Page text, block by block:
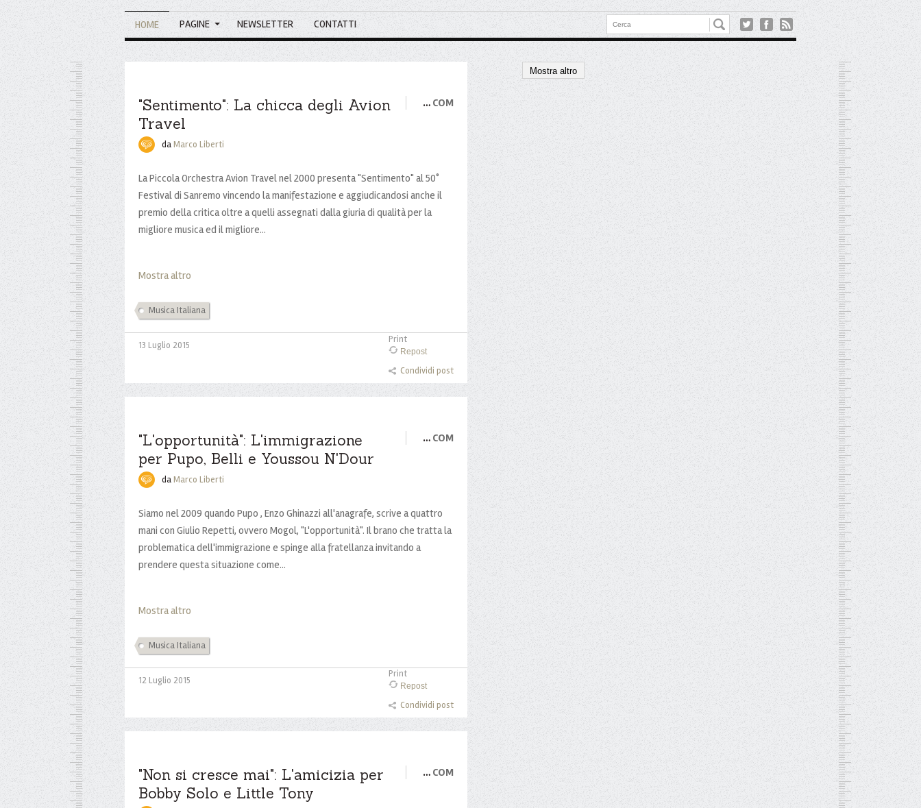
HOME PAGINE NEWSLETTER CONTATTI
"Sentimento": La chicca degli Avion
Travel
… COM
daMarco Liberti
La Piccola Orchestra Avion Travel nel 2000 presenta "Sentimento" al 50°
Festival di Sanremo vincendo la manifestazione e aggiudicandosi anche il
premio della critica oltre a quelli assegnati dalla giuria di qualità per la
migliore musica ed il migliore...
Mostra altro
Musica Italiana
13 Luglio 2015
Print
Repost
Condividi post
"L'opportunità": L'immigrazione
per Pupo, Belli e Youssou N'Dour
… COM
daMarco Liberti
Siamo nel 2009 quando Pupo , Enzo Ghinazzi all'anagrafe, scrive a quattro
mani con Giulio Repetti, ovvero Mogol, "L'opportunità". Il brano che tratta la
problematica dell'immigrazione e spinge alla fratellanza invitando a
prendere questa situazione come...
Mostra altro
Musica Italiana
12 Luglio 2015
Print
Repost
Condividi post
"Non si cresce mai": L'amicizia per
Bobby Solo e Little Tony
… COM
Mostra altro